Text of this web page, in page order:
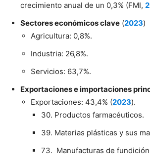
crecimiento anual de un 0,3% (FMI,
Sectores económicos clave (2023)
Agricultura: 0,8%.
Industria: 26,8%.
Servicios: 63,7%.
Exportaciones e importaciones
Exportaciones: 43,4% (2023).
30. Productos farmacéuticos.
39. Materias plásticas y sus
73. Manufacturas de